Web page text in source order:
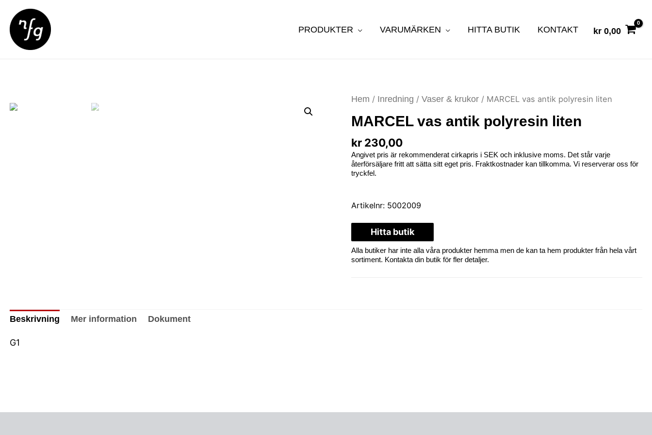
PRODUKTER VARUMÄRKEN HITTA BUTIK KONTAKT kr 0,00
Hem / Inredning /Vaser & krukor / MARCEL vas antik polyresin liten
MARCEL vas antik polyresin liten
kr 230,00
Angivet pris är rekommenderat cirkapris i SEK och inklusive moms. Det står varje
återförsäljare fritt att sätta sitt eget pris. Fraktkostnader kan tillkomma. Vi reserverar oss för
tryckfel.
Artikelnr: 5002009
Hitta butik
Alla butiker har inte alla våra produkter hemma men de kan ta hem produkter från hela vårt
sortiment. Kontakta din butik för fler detaljer.
Beskrivning Mer information Dokument
G1